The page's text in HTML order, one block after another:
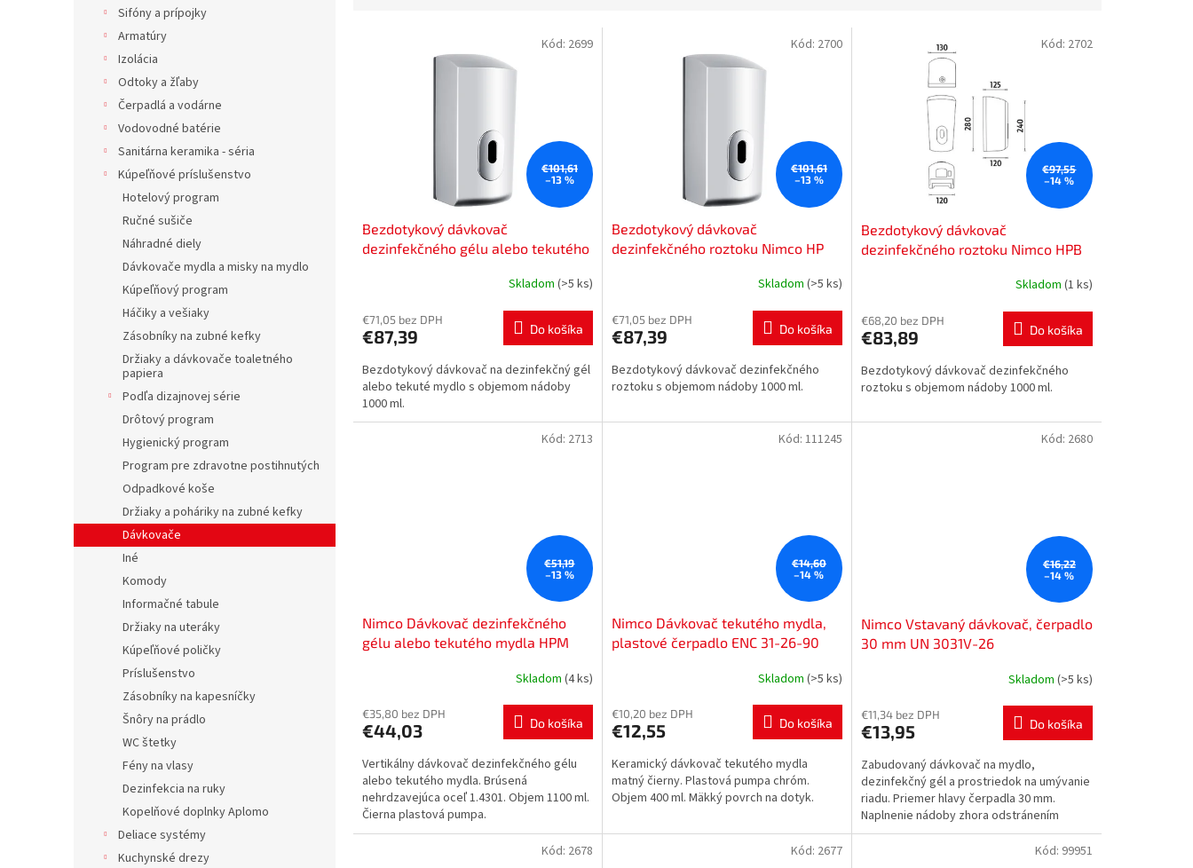
Sifóny a prípojky
Armatúry
Izolácia
Odtoky a žľaby
Čerpadlá a vodárne
Vodovodné batérie
Sanitárna keramika - séria
Kúpeľňové príslušenstvo
Hotelový program
Ručné sušiče
Náhradné diely
Dávkovače mydla a misky na mydlo
Kúpeľňový program
Háčiky a vešiaky
Zásobníky na zubné kefky
Držiaky a dávkovače toaletného
papiera
Podľa dizajnovej série
Drôtový program
Hygienický program
Program pre zdravotne postihnutých
Odpadkové koše
Držiaky a poháriky na zubné kefky
Dávkovače
Iné
Komody
Informačné tabule
Držiaky na uteráky
Kúpeľňové poličky
Príslušenstvo
Zásobníky na kapesníčky
Šnôry na prádlo
WC štetky
Fény na vlasy
Dezinfekcia na ruky
Kopelňové doplnky Aplomo
Deliace systémy
Kuchynské drezy
€101,61
–13 %
Bezdotykový dávkovač
dezinfekčného gélu alebo tekutého
Skladom (>5 ks)
€71,05 bez DPH
€87,39 Do košíka
Bezdotykový dávkovač na dezinfekčný gél
alebo tekuté mydlo s objemom nádoby
1000 ml.
Kód: 2699
€101,61
–13 %
Bezdotykový dávkovač
dezinfekčného roztoku Nimco HP
Skladom (>5 ks)
€71,05 bez DPH
€87,39 Do košíka
Bezdotykový dávkovač dezinfekčného
roztoku s objemom nádoby 1000 ml.
Kód: 2700
€97,55
–14 %
Bezdotykový dávkovač
dezinfekčného roztoku Nimco HPB
Skladom (1 ks)
€68,20 bez DPH
€83,89 Do košíka
Bezdotykový dávkovač dezinfekčného
roztoku s objemom nádoby 1000 ml.
Kód: 2702
€51,19
–13 %
Nimco Dávkovač dezinfekčného
gélu alebo tekutého mydla HPM
Skladom (4 ks)
€35,80 bez DPH
€44,03 Do košíka
Vertikálny dávkovač dezinfekčného gélu
alebo tekutého mydla. Brúsená
nehrdzavejúca oceľ 1.4301. Objem 1100 ml.
Čierna plastová pumpa.
Kód: 2713
€14,60
–14 %
Nimco Dávkovač tekutého mydla,
plastové čerpadlo ENC 31-26-90
Skladom (>5 ks)
€10,20 bez DPH
€12,55 Do košíka
Keramický dávkovač tekutého mydla
matný čierny. Plastová pumpa chróm.
Objem 400 ml. Mäkký povrch na dotyk.
Kód: 111245
€16,22
–14 %
Nimco Vstavaný dávkovač, čerpadlo
30 mm UN 3031V-26
Skladom (>5 ks)
€11,34 bez DPH
€13,95 Do košíka
Zabudovaný dávkovač na mydlo,
dezinfekčný gél a prostriedok na umývanie
riadu. Priemer hlavy čerpadla 30 mm.
Naplnenie nádoby zhora odstránením
čerpadla.
Kód: 2680
Kód: 2678 Kód: 2677 Kód: 99951